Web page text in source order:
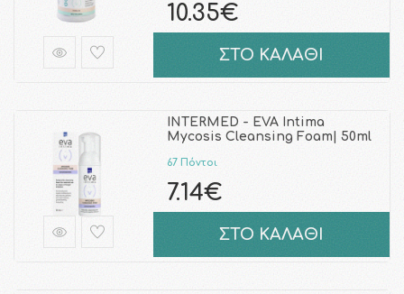
10.35€
ΣΤΟ ΚΑΛΑΘΙ
INTERMED - EVA Intima
Mycosis Cleansing Foam| 50ml
67 Πόντοι
7.14€
ΣΤΟ ΚΑΛΑΘΙ